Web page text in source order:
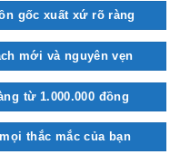
gốc xuất xứ rõ ràng
mới và nguyên vẹn
từ 1.000.000 đồng
thắc mắc của bạn